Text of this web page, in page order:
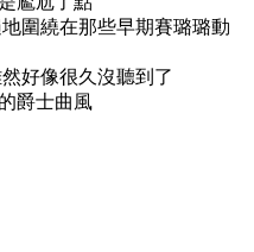
圍繞在那些早期賽璐璐動
好像很久沒聽到了
爵士曲風